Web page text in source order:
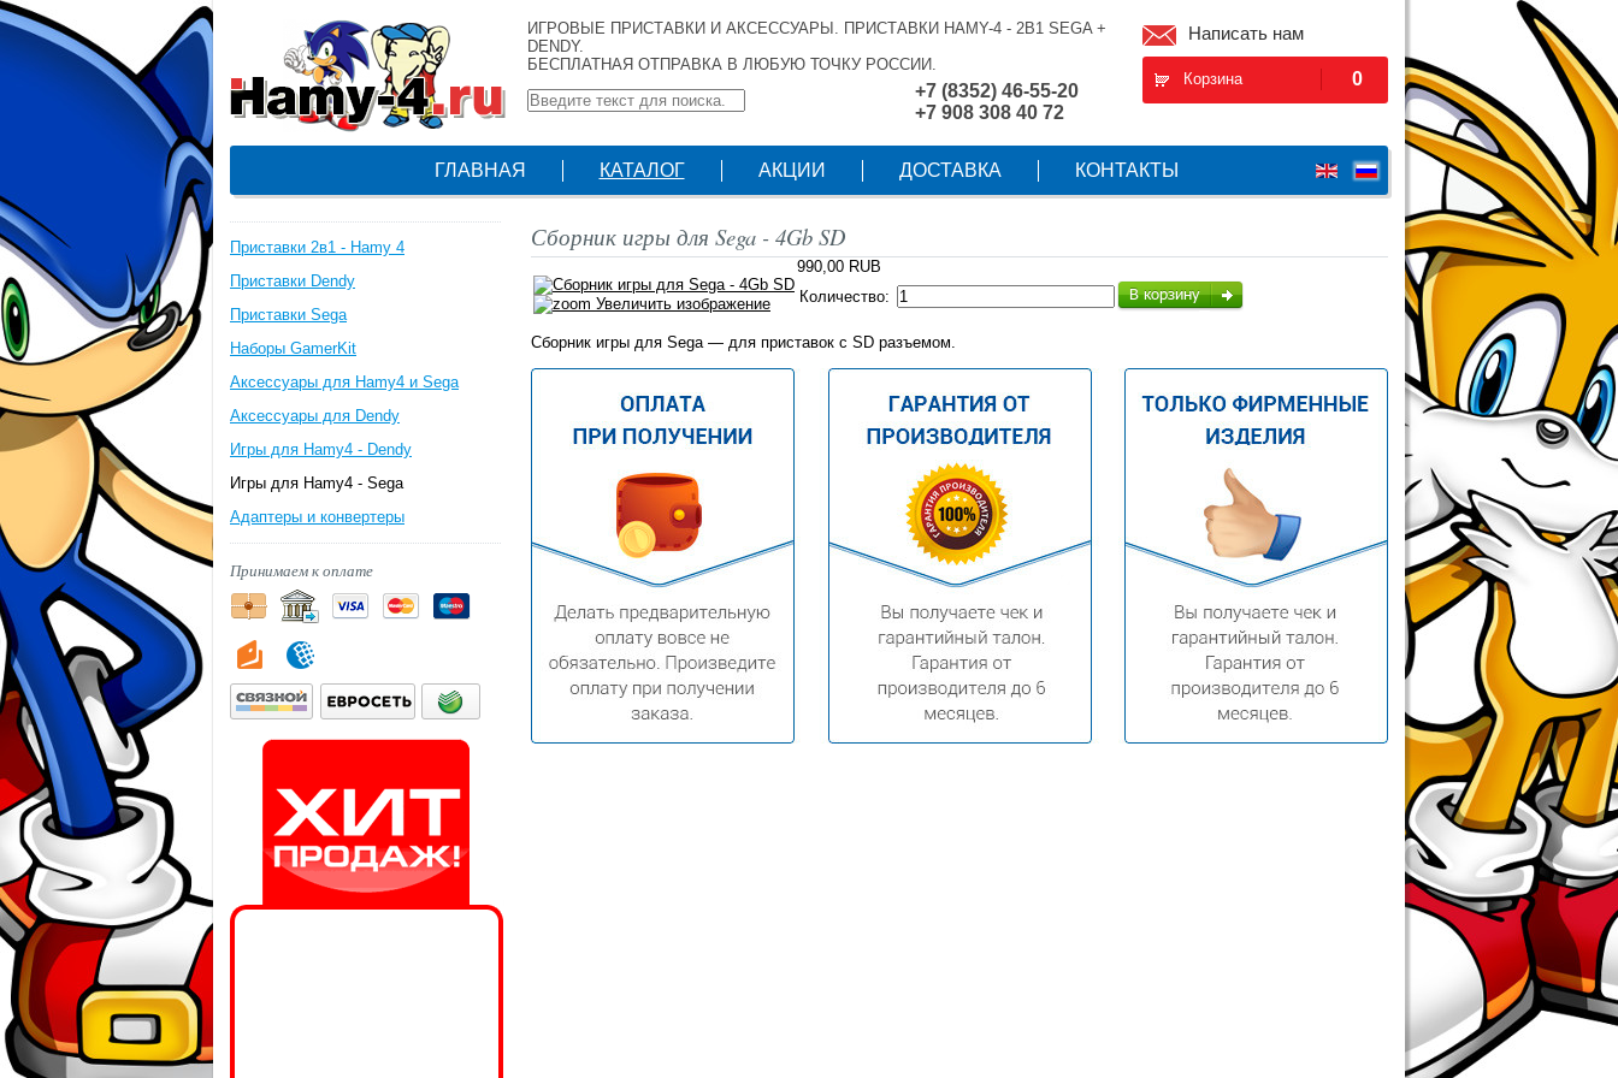
ИГРОВЫЕ ПРИСТАВКИ И АКСЕССУАРЫ. ПРИСТАВКИ HAMY-4 - 2В1 SEGA +
DENDY.
БЕСПЛАТНАЯ ОТПРАВКА В ЛЮБУЮ ТОЧКУ РОССИИ.
+7 (8352) 46-55-20
+7 908 308 40 72
Написать нам
Корзина 0
ГЛАВНАЯ КАТАЛОГ АКЦИИ ДОСТАВКА КОНТАКТЫ
Приставки 2в1 - Hamy 4
Приставки Dendy
Приставки Sega
Наборы GamerKit
Аксессуары для Hamy4 и Sega
Аксессуары для Dendy
Игры для Hamy4 - Dendy
Игры для Hamy4 - Sega
Адаптеры и конвертеры
Принимаем к оплате
Сборник игры для Sega - 4Gb SD
Увеличить изображение
990,00 RUB
Количество:
Сборник игры для Sega — для приставок с SD разъемом.